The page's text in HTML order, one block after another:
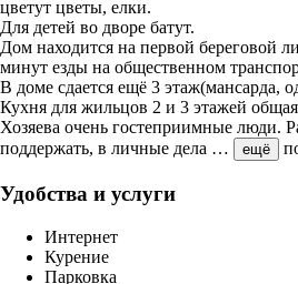
цветут цветы, елки.
Для детей во дворе батут.
Дом находится на первой береговой
минут езды на общественном
В доме сдается ещё 3 этаж(мансарда,
Кухня для жильцов 2 и 3 этажей
Хозяева очень гостеприимные люди.
поддержать, в личные дела … ещё
Удобства и услуги
Интернет
Курение
Парковка